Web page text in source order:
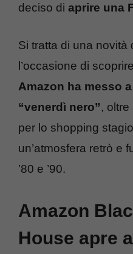
deciso di aprire una
Si tratta di una novità
l’occasione di
Amazon ha messo
“venerdì nero”,
per lo shopping
un’atmosfera retrò e
’80 e ’90.
Amazon
House apre